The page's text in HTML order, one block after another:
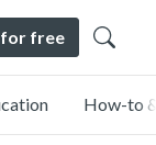
for free
How-to